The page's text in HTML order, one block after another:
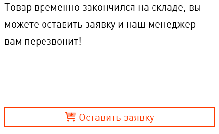
Товар временно закончился на складе, вы
можете оставить заявку и наш менеджер
вам перезвонит!
Оставить заявку